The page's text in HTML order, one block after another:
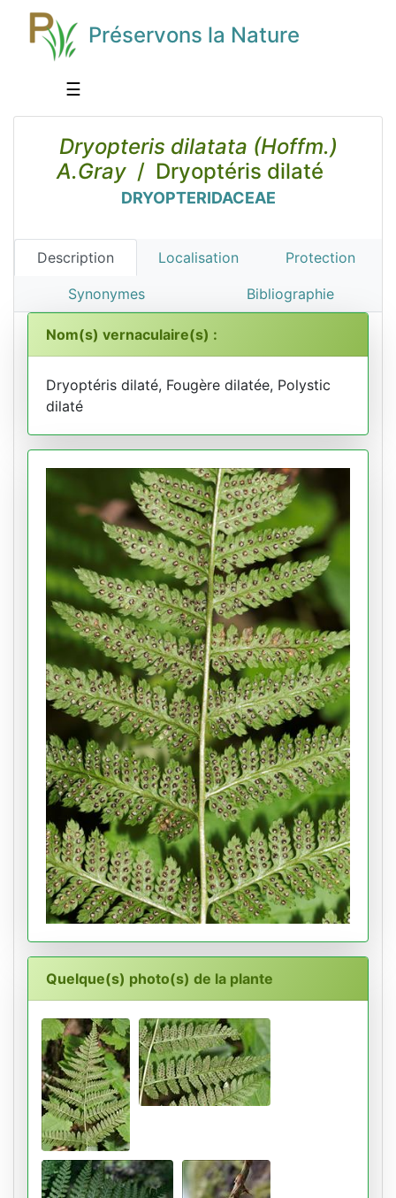
Préservons la Nature
☰
Dryopteris dilatata (Hoffm.)
A.Gray / Dryoptéris dilaté
DRYOPTERIDACEAE
Description Localisation Protection
Synonymes Bibliographie
Nom(s) vernaculaire(s) :
Dryoptéris dilaté, Fougère dilatée, Polystic
dilaté
Quelque(s) photo(s) de la plante